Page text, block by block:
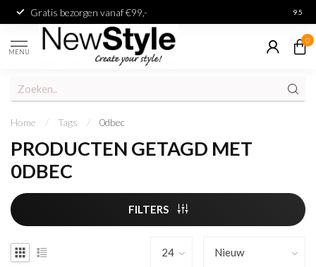
Gratis bezorgen vanaf €99,- 9.5
MENU
0
Home / Tags / 0dbec
PRODUCTEN GETAGD MET
0DBEC
FILTERS